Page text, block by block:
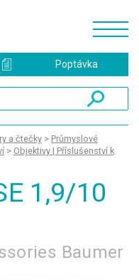
Poptávka
a čtečky > Průmyslové
> Objektivy | Příslušenství k
1,9/10
Baumer